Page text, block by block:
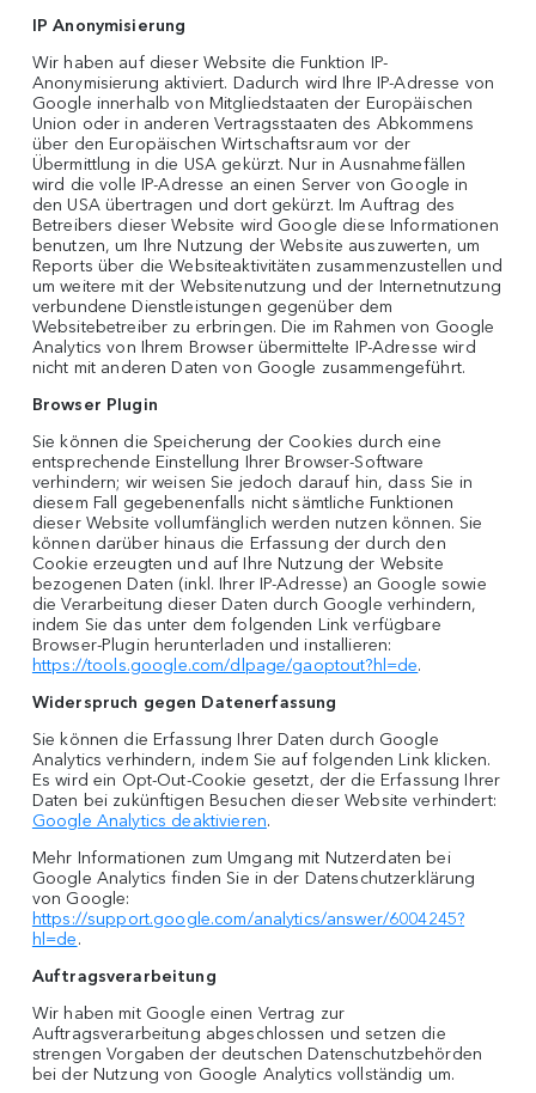
IP Anonymisierung
Wir haben auf dieser Website die Funktion IP-
Anonymisierung aktiviert. Dadurch wird Ihre IP-Adresse von
Google innerhalb von Mitgliedstaaten der Europäischen
Union oder in anderen Vertragsstaaten des Abkommens
über den Europäischen Wirtschaftsraum vor der
Übermittlung in die USA gekürzt. Nur in Ausnahmefällen
wird die volle IP-Adresse an einen Server von Google in
den USA übertragen und dort gekürzt. Im Auftrag des
Betreibers dieser Website wird Google diese Informationen
benutzen, um Ihre Nutzung der Website auszuwerten, um
Reports über die Websiteaktivitäten zusammenzustellen und
um weitere mit der Websitenutzung und der Internetnutzung
verbundene Dienstleistungen gegenüber dem
Websitebetreiber zu erbringen. Die im Rahmen von Google
Analytics von Ihrem Browser übermittelte IP-Adresse wird
nicht mit anderen Daten von Google zusammengeführt.
Browser Plugin
Sie können die Speicherung der Cookies durch eine
entsprechende Einstellung Ihrer Browser-Software
verhindern; wir weisen Sie jedoch darauf hin, dass Sie in
diesem Fall gegebenenfalls nicht sämtliche Funktionen
dieser Website vollumfänglich werden nutzen können. Sie
können darüber hinaus die Erfassung der durch den
Cookie erzeugten und auf Ihre Nutzung der Website
bezogenen Daten (inkl. Ihrer IP-Adresse) an Google sowie
die Verarbeitung dieser Daten durch Google verhindern,
indem Sie das unter dem folgenden Link verfügbare
Browser-Plugin herunterladen und installieren:
https://tools.google.com/dlpage/gaoptout?hl=de.
Widerspruch gegen Datenerfassung
Sie können die Erfassung Ihrer Daten durch Google
Analytics verhindern, indem Sie auf folgenden Link klicken.
Es wird ein Opt-Out-Cookie gesetzt, der die Erfassung Ihrer
Daten bei zukünftigen Besuchen dieser Website verhindert:
Google Analytics deaktivieren.
Mehr Informationen zum Umgang mit Nutzerdaten bei
Google Analytics finden Sie in der Datenschutzerklärung
von Google:
https://support.google.com/analytics/answer/6004245?
hl=de.
Auftragsverarbeitung
Wir haben mit Google einen Vertrag zur
Auftragsverarbeitung abgeschlossen und setzen die
strengen Vorgaben der deutschen Datenschutzbehörden
bei der Nutzung von Google Analytics vollständig um.